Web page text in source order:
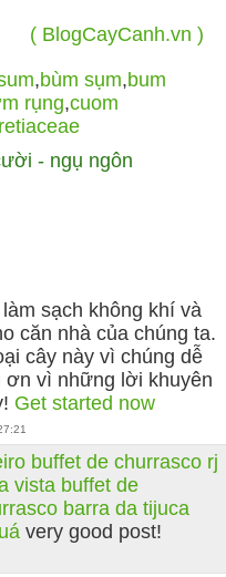
( BlogCayCanh.vn )
,bùm sụm,bum
rụng,cuom
- ngụ ngôn
sạch không khí và
căn nhà của chúng ta.
cây này vì chúng dễ
ơn vì những lời khuyên
Get started now
buffet de churrasco rj
vista buffet de
barra da tijuca
very good post!